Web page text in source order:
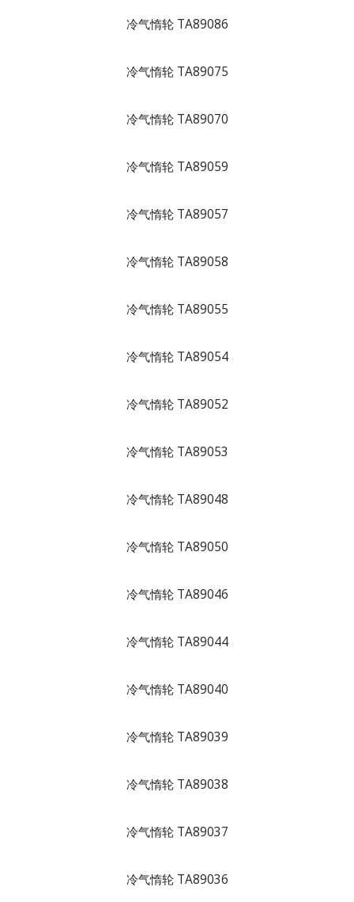
冷气惰轮 TA89086
冷气惰轮 TA89075
冷气惰轮 TA89070
冷气惰轮 TA89059
冷气惰轮 TA89057
冷气惰轮 TA89058
冷气惰轮 TA89055
冷气惰轮 TA89054
冷气惰轮 TA89052
冷气惰轮 TA89053
冷气惰轮 TA89048
冷气惰轮 TA89050
冷气惰轮 TA89046
冷气惰轮 TA89044
冷气惰轮 TA89040
冷气惰轮 TA89039
冷气惰轮 TA89038
冷气惰轮 TA89037
冷气惰轮 TA89036